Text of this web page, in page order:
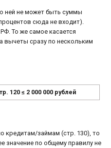
ней не может быть суммы
сюда не входит).
То же самое касается
вычеты сразу по нескольким
120 ≤ 2 000 000 рублей
кредитам/займам (стр. 130), то
значение по общему правилу не